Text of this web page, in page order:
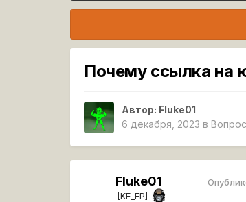
Почему ссылка на
Автор: Fluke01
6 декабря, 2023 в
Fluke01
[KE_EP]